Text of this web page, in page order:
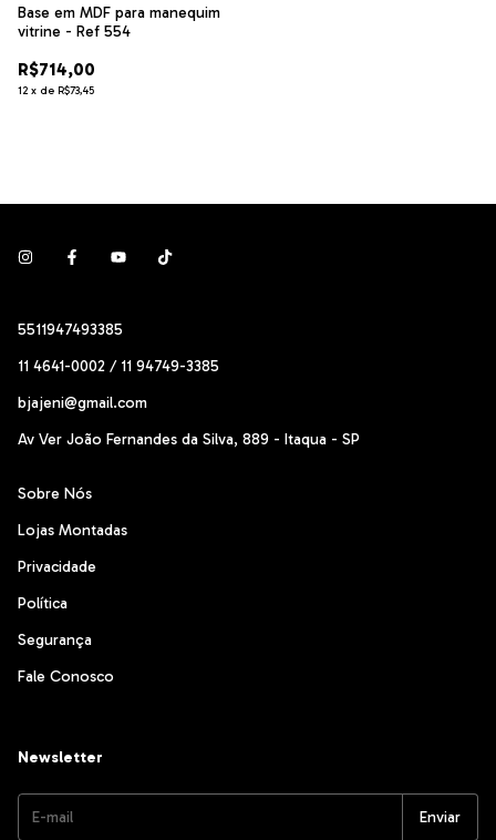
Base em MDF para manequim
vitrine - Ref 554
R$714,00
12 x de R$73,45
5511947493385
11 4641-0002 / 11 94749-3385
bjajeni@gmail.com
Av Ver João Fernandes da Silva, 889 - Itaqua - SP
Sobre Nós
Lojas Montadas
Privacidade
Política
Segurança
Fale Conosco
Newsletter